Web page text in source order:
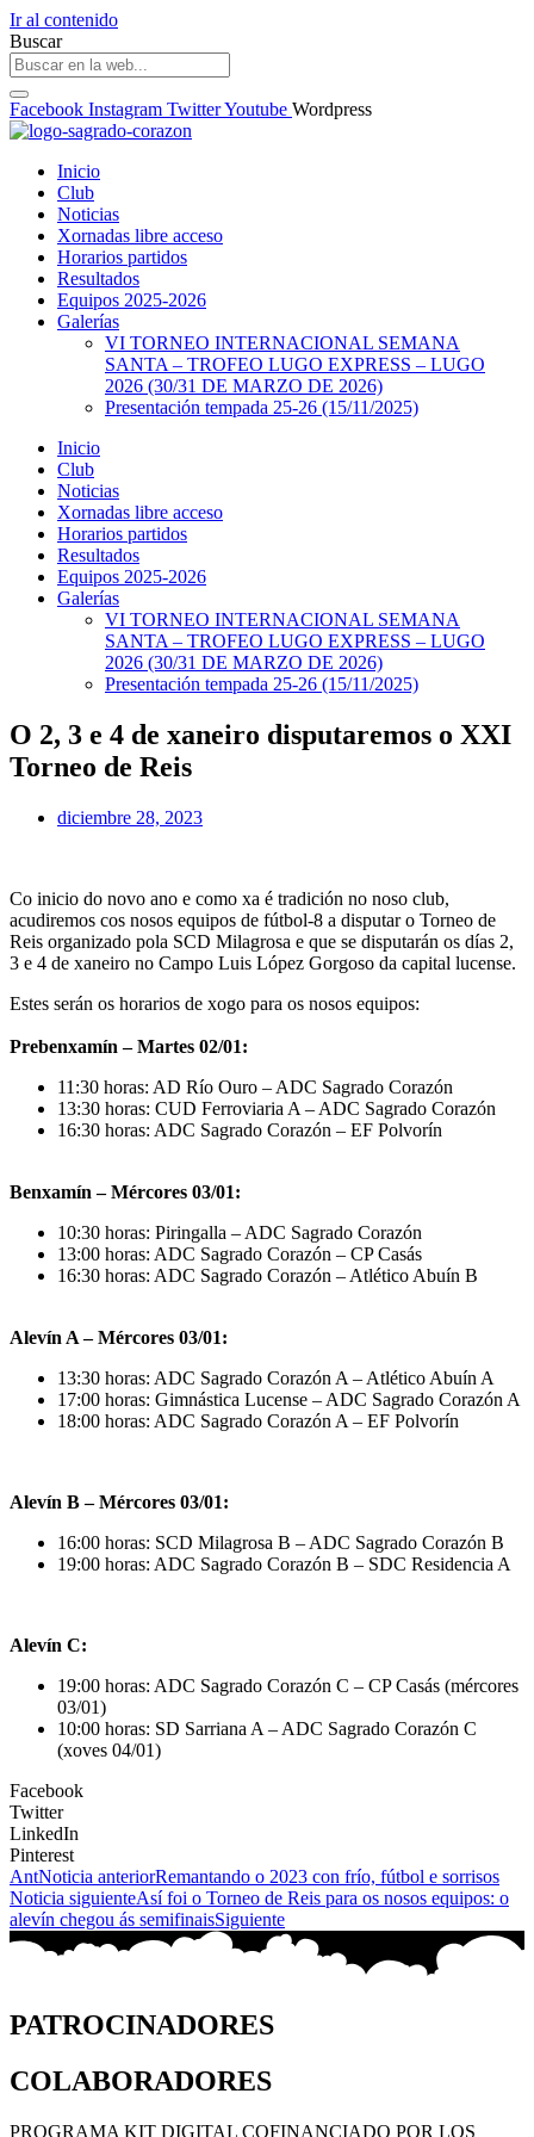
Ir al contenido
Buscar
Facebook Instagram TwitterYoutube Wordpress
Inicio
Club
Noticias
Xornadas libre acceso
Horarios partidos
Resultados
Equipos 2025-2026
Galerías
VI TORNEO INTERNACIONAL SEMANA
SANTA – TROFEO LUGO EXPRESS – LUGO
2026 (30/31 DE MARZO DE 2026)
Presentación tempada 25-26 (15/11/2025)
Inicio
Club
Noticias
Xornadas libre acceso
Horarios partidos
Resultados
Equipos 2025-2026
Galerías
VI TORNEO INTERNACIONAL SEMANA
SANTA – TROFEO LUGO EXPRESS – LUGO
2026 (30/31 DE MARZO DE 2026)
Presentación tempada 25-26 (15/11/2025)
O 2, 3 e 4 de xaneiro disputaremos o XXI
Torneo de Reis
diciembre 28, 2023
Co inicio do novo ano e como xa é tradición no noso club,
acudiremos cos nosos equipos de fútbol-8 a disputar o Torneo de
Reis organizado pola SCD Milagrosa e que se disputarán os días 2,
3 e 4 de xaneiro no Campo Luis López Gorgoso da capital lucense.
Estes serán os horarios de xogo para os nosos equipos:
Prebenxamín – Martes 02/01:
11:30 horas: AD Río Ouro – ADC Sagrado Corazón
13:30 horas: CUD Ferroviaria A – ADC Sagrado Corazón
16:30 horas: ADC Sagrado Corazón – EF Polvorín
Benxamín – Mércores 03/01:
10:30 horas: Piringalla – ADC Sagrado Corazón
13:00 horas: ADC Sagrado Corazón – CP Casás
16:30 horas: ADC Sagrado Corazón – Atlético Abuín B
Alevín A – Mércores 03/01:
13:30 horas: ADC Sagrado Corazón A – Atlético Abuín A
17:00 horas: Gimnástica Lucense – ADC Sagrado Corazón A
18:00 horas: ADC Sagrado Corazón A – EF Polvorín
Alevín B – Mércores 03/01:
16:00 horas: SCD Milagrosa B – ADC Sagrado Corazón B
19:00 horas: ADC Sagrado Corazón B – SDC Residencia A
Alevín C:
19:00 horas: ADC Sagrado Corazón C – CP Casás (mércores
03/01)
10:00 horas: SD Sarriana A – ADC Sagrado Corazón C
(xoves 04/01)
Facebook
Twitter
LinkedIn
Pinterest
AntNoticia anteriorRemantando o 2023 con frío, fútbol e sorrisos
Noticia siguienteAsí foi o Torneo de Reis para os nosos equipos: o
alevín chegou ás semifinaisSiguiente
PATROCINADORES
COLABORADORES
PROGRAMA KIT DIGITAL COFINANCIADO POR LOS